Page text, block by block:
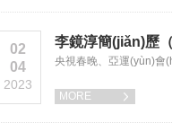
02
04
2023
李鏡淳簡(jiǎn)歷（
央視春晚、亞運(yùn)
MORE 